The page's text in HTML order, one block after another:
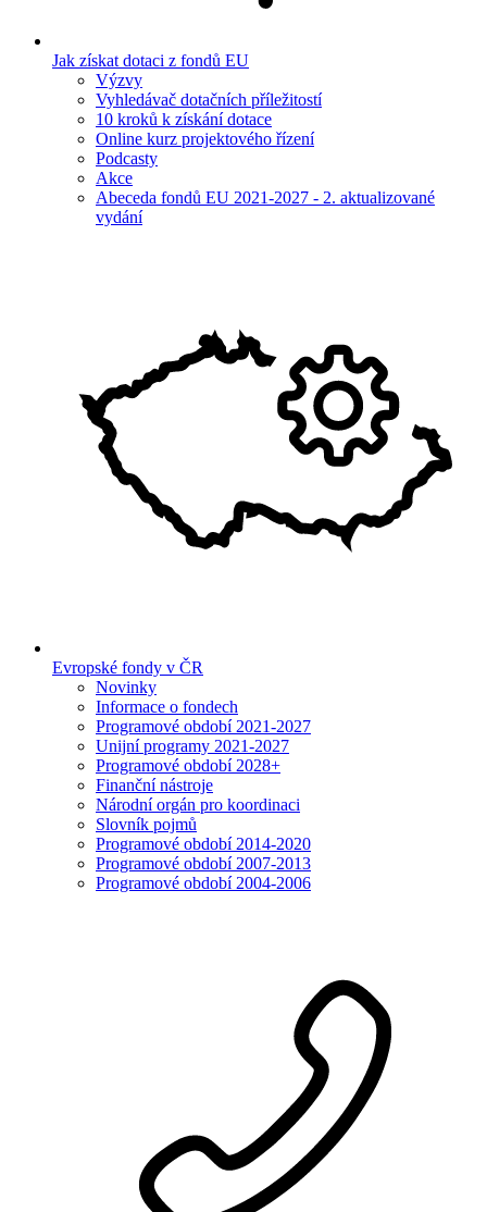
Jak získat dotaci z fondů EU
Výzvy
Vyhledávač dotačních příležitostí
10 kroků k získání dotace
Online kurz projektového řízení
Podcasty
Akce
Abeceda fondů EU 2021-2027 - 2. aktualizované
vydání
Evropské fondy v ČR
Novinky
Informace o fondech
Programové období 2021-2027
Unijní programy 2021-2027
Programové období 2028+
Finanční nástroje
Národní orgán pro koordinaci
Slovník pojmů
Programové období 2014-2020
Programové období 2007-2013
Programové období 2004-2006